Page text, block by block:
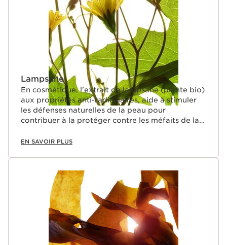
Lampsane
En cosmétique, l'extrait de lampsane (plante bio)
aux propriétés anti-radicalaires, aide à stimuler
les défenses naturelles de la peau pour
contribuer à la protéger contre les méfaits de la
EN SAVOIR PLUS